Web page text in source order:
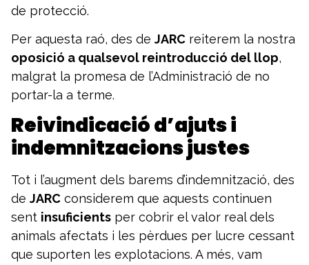
de protecció.
Per aquesta raó, des de JARC reiterem la nostra
oposició a qualsevol reintroducció del llop,
malgrat la promesa de l’Administració de no
portar-la a terme.
Reivindicació d’ajuts i
indemnitzacions justes
Tot i l’augment dels barems d’indemnització, des
de JARC considerem que aquests continuen
sent insuficients per cobrir el valor real dels
animals afectats i les pèrdues per lucre cessant
que suporten les explotacions. A més, vam